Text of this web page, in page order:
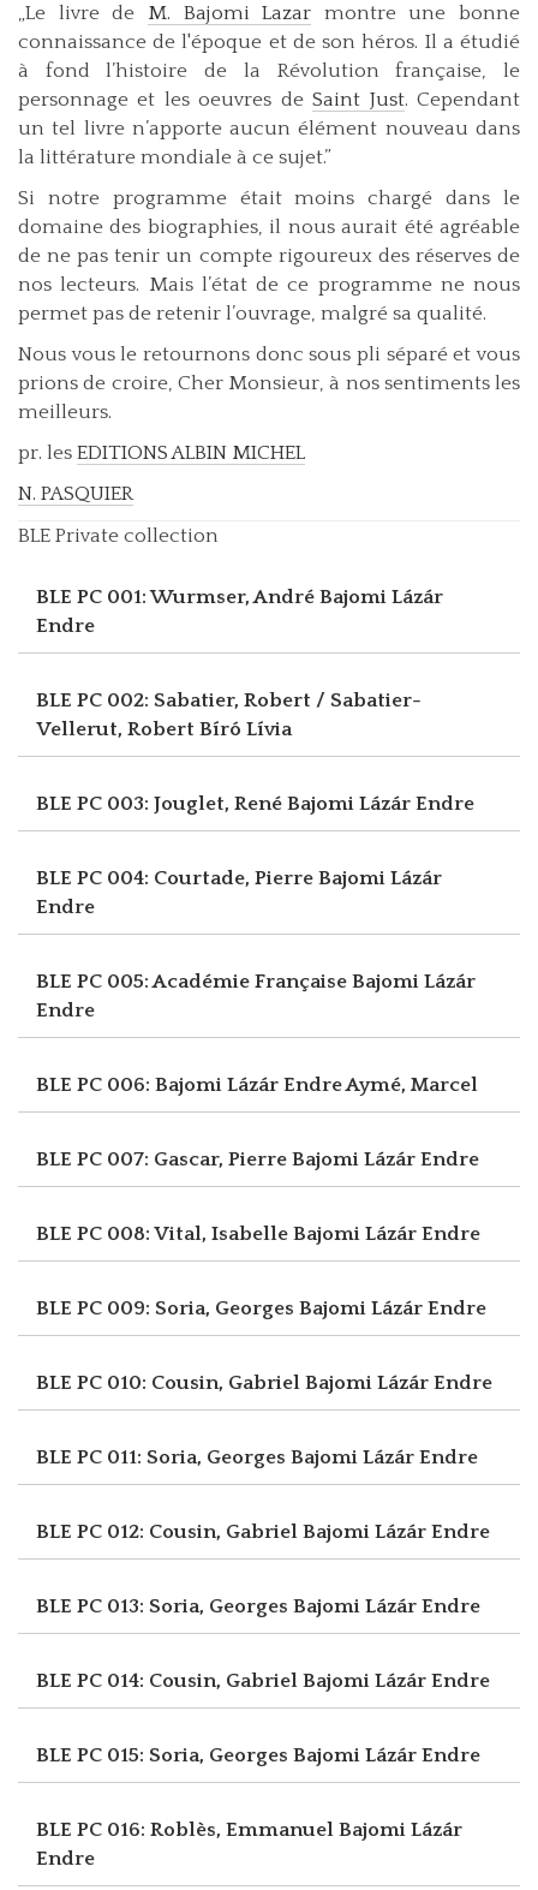
„Le livre de M. Bajomi Lazar montre une bonne
connaissance de l'époque et de son héros. Il a étudié
à fond l’histoire de la Révolution française, le
personnage et les oeuvres deSaint Just. Cependant
un tel livre n’apporte aucun élément nouveau dans
la littérature mondiale à ce sujet.”
Si notre programme était moins chargé dans le
domaine des biographies, il nous aurait été agréable
de ne pas tenir un compte rigoureux des réserves de
nos lecteurs. Mais l’état de ce programme ne nous
permet pas de retenir l’ouvrage, malgré sa qualité.
Nous vous le retournons donc sous pli séparé et vous
prions de croire, Cher Monsieur, à nos sentiments les
meilleurs.
pr. les EDITIONS ALBIN MICHEL
N. PASQUIER
BLE Private collection
BLE PC 001: Wurmser, André Bajomi Lázár
Endre
BLE PC 002: Sabatier, Robert / Sabatier-
Vellerut, Robert Bíró Lívia
BLE PC 003: Jouglet, René Bajomi Lázár Endre
BLE PC 004: Courtade, Pierre Bajomi Lázár
Endre
BLE PC 005: Académie Française Bajomi Lázár
Endre
BLE PC 006: Bajomi Lázár EndreAymé, Marcel
BLE PC 007: Gascar, Pierre Bajomi Lázár Endre
BLE PC 008: Vital, Isabelle Bajomi Lázár Endre
BLE PC 009: Soria, Georges Bajomi Lázár Endre
BLE PC 010: Cousin, Gabriel Bajomi Lázár Endre
BLE PC 011: Soria, Georges Bajomi Lázár Endre
BLE PC 012: Cousin, Gabriel Bajomi Lázár Endre
BLE PC 013: Soria, Georges Bajomi Lázár Endre
BLE PC 014: Cousin, Gabriel Bajomi Lázár Endre
BLE PC 015: Soria, Georges Bajomi Lázár Endre
BLE PC 016: Roblès, Emmanuel Bajomi Lázár
Endre